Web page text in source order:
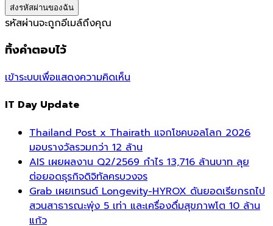
รหัสผ่านจะถูกอีเมล์ถึงคุณ
ทิ้งคำตอบไว้
เข้าระบบเพื่อแสดงความคิดเห็น
IT Day Update
Thailand Post x Thairath แจกโชคบอลโลก 2026
มอบรางวัลรวมกว่า 12 ล้าน
AIS เผยผลงาน Q2/2569 กำไร 13,716 ล้านบาท ลุย
ต่อยอดธุรกิจดิจิทัลครบวงจร
Grab เผยเทรนด์ Longevity-HYROX ดันยอดเรียกรถไป
สวนสาธารณะพุ่ง 5 เท่า และเครื่องดื่มสุขภาพโต 10 ล้าน
แก้ว